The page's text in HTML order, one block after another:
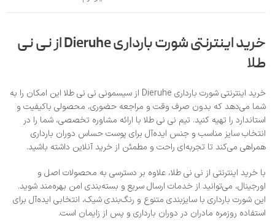
خرید اینترنتی شورت بارداری Dieruhe از نی‌ نی
طلا
خرید اینترنتی شورت بارداری Dieruhe از سیسمونی نی‌ نی طلا این امکان را به
شما می‌دهد که بدون صرف وقت و مراجعه حضوری، محصولی باکیفیت و
استاندارد را تهیه کنید. تیم نی‌ نی طلا با ارائه مشاوره تخصصی، شما را در
انتخاب سایز مناسب و جنس ایده‌آل برای پوست حساس دوران بارداری
همراهی می‌کند تا تجربه‌ای راحت و مطمئن از خرید آنلاین داشته باشید.
با خرید اینترنتی از نی‌ نی طلا، علاوه بر دسترسی به محصولات اصل و
اورجینال، می‌توانید از خدمات ارسال سریع و بسته‌بندی امن بهره‌مند شوید.
این شورت بارداری با سایزبندی متنوع و رنگ‌بندی شیک، انتخابی ایده‌آل برای
استفاده روزمره مادران در دوران بارداری و پس از زایمان است.